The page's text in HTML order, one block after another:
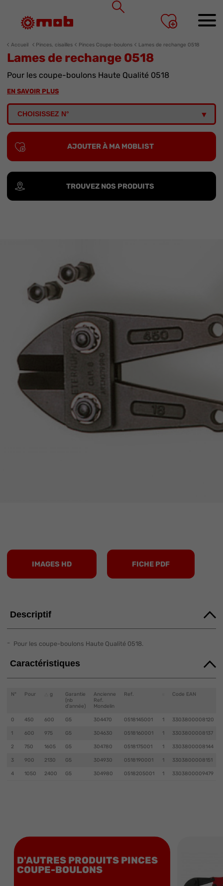
Accueil Pinces, cisailles Pinces Coupe-boulons Lames de rechange 0518
Lames de rechange 0518
Pour les coupe-boulons Haute Qualité 0518
EN SAVOIR PLUS
AJOUTER À MA MOBLIST
TROUVEZ NOS PRODUITS
IMAGES HD FICHE PDF
Descriptif
Pour les coupe-boulons Haute Qualité 0518.
Caractéristiques
N° Pour g
Garantie
(nb
d'année)
Ancienne
Ref.
Mondelin
Ref. Code EAN
0 450 600 G5 304470 0518145001 1 3303800008120
1 600 975 G5 304630 0518160001 1 3303800008137
2 750 1605 G5 304780 0518175001 1 3303800008144
3 900 2130 G5 304930 0518190001 1 3303800008151
4 1050 2400 G5 304980 0518205001 1 3303800009479
D'AUTRES PRODUITS PINCES
COUPE-BOULONS